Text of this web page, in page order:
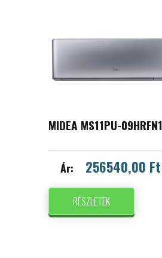
MIDEA MS11PU-09HRFN1
Ár: 256540,00 Ft
RÉSZLETEK